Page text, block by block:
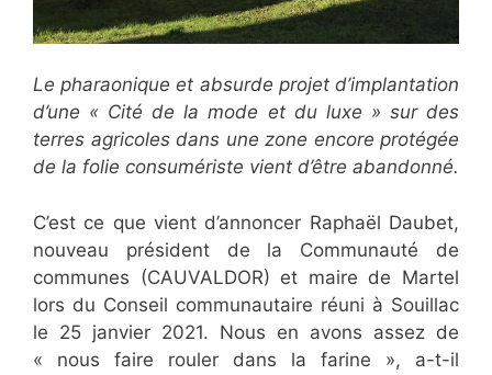
Le pharaonique et absurde projet d’implantation
d’une « Cité de la mode et du luxe » sur des
terres agricoles dans une zone encore protégée
de la folie consumériste vient d’être abandonné.
C’est ce que vient d’annoncer Raphaël Daubet,
nouveau président de la Communauté de
communes (CAUVALDOR) et maire de Martel
lors du Conseil communautaire réuni à Souillac
le 25 janvier 2021. Nous en avons assez de
« nous faire rouler dans la farine », a-t-il